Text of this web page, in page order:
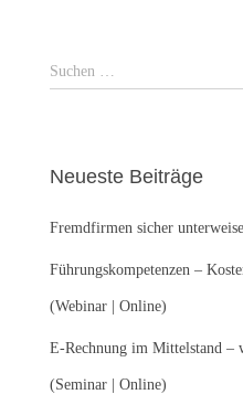
S
u
n
a
h
:
Suchen …
Neueste Beiträge
Fremdfirmen sicher
Führungskompetenzen –
(Webinar | Online)
E-Rechnung im Mittelstand –
(Seminar | Online)